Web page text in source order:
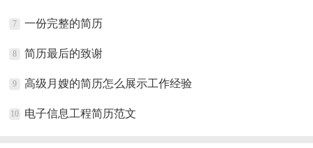
7 一份完整的简历
8 简历最后的致谢
9 高级月嫂的简历怎么展示工作经验
10 电子信息工程简历范文